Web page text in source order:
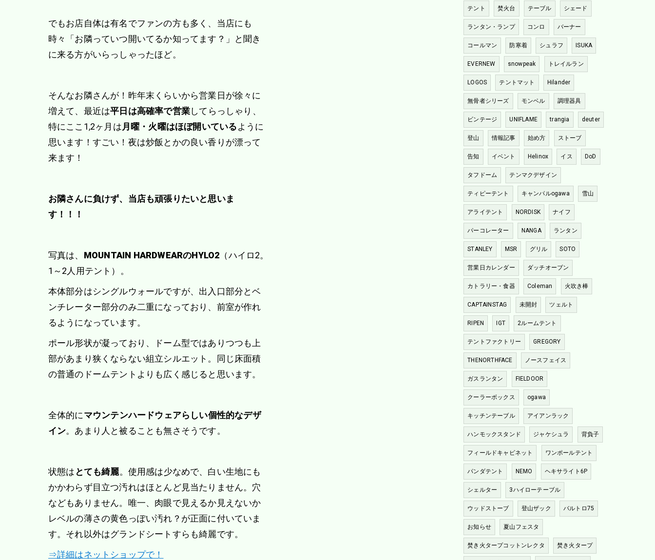
でもお店自体は有名でファンの方も多く、当店にも
時々「お隣っていつ開いてるか知ってます？」と聞き
に来る方がいらっしゃったほど。
そんなお隣さんが！昨年末くらいから営業日が徐々に
増えて、最近は平日は高確率で営業してらっしゃり、
特にここ1,2ヶ月は月曜・火曜はほぼ開いているように
思います！すごい！夜は炒飯とかの良い香りが漂って
来ます！
お隣さんに負けず、当店も頑張りたいと思いま
す！！！
写真は、 MOUNTAIN HARDWEARのHYLO2 （ハイロ2。
1～2人用テント）。
本体部分はシングルウォールですが、出入口部分とベ
ンチレーター部分のみ二重になっており、前室が作れ
るようになっています。
ポール形状が凝っており、ドーム型ではありつつも上
部があまり狭くならない組立シルエット。同じ床面積
の普通のドームテントよりも広く感じると思います。
全体的にマウンテンハードウェアらしい個性的なデザ
イン。あまり人と被ることも無さそうです。
状態は とても綺麗。使用感は少なめで、白い生地にも
かかわらず目立つ汚れはほとんど見当たりません。穴
などもありません。唯一、肉眼で見えるか見えないか
レベルの薄さの黄色っぽい汚れ？が正面に付いていま
す。それ以外はグランドシートすらも綺麗です。
⇒詳細はネットショップで！
テント 焚火台 テーブル シェード
ランタン・ランプ コンロ バーナー
コールマン 防寒着 シュラフ ISUKA
EVERNEW snowpeak トレイルラン
LOGOS テントマット Hilander
無骨者シリーズ モンベル 調理器具
ビンテージ UNIFLAME trangia deuter
登山 情報記事 始め方 ストーブ
告知 イベント Helinox イス DoD
タフドーム テンマクデザイン
ティピーテント キャンパルogawa 雪山
アライテント NORDISK ナイフ
パーコレーター NANGA ランタン
STANLEY MSR グリル SOTO
営業日カレンダー ダッチオーブン
カトラリー・食器 Coleman 火吹き棒
CAPTAINSTAG 未開封 ツェルト
RIPEN IGT 2ルームテント
テントファクトリー GREGORY
THENORTHFACE ノースフェイス
ガスランタン FIELDOOR
クーラーボックス ogawa
キッチンテーブル アイアンラック
ハンモックスタンド ジャケシュラ 背負子
フィールドキャビネット ワンポールテント
パンダテント NEMO ヘキサライト6P
シェルター 3ハイローテーブル
ウッドストーブ 登山ザック バルトロ75
お知らせ 夏山フェスタ
焚き火タープコットンレクタ 焚き火タープ